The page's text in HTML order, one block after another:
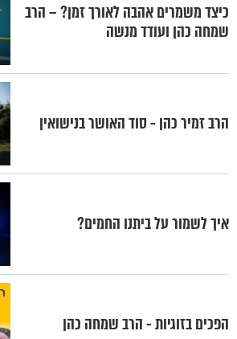
כיצד משמרים אהבה לאורך זמן? – הרב
שמחה כהן ועודד מנשה
הרב זמיר כהן - סוד האושר בנישואין
איך לשמור על ביתנו החמים?
הפכים בזוגיות - הרב שמחה כהן